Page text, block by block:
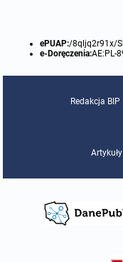
ePUAP:/8qljq2r91x/
e-Doręczenia:AE:PL-
Redakcja BIP